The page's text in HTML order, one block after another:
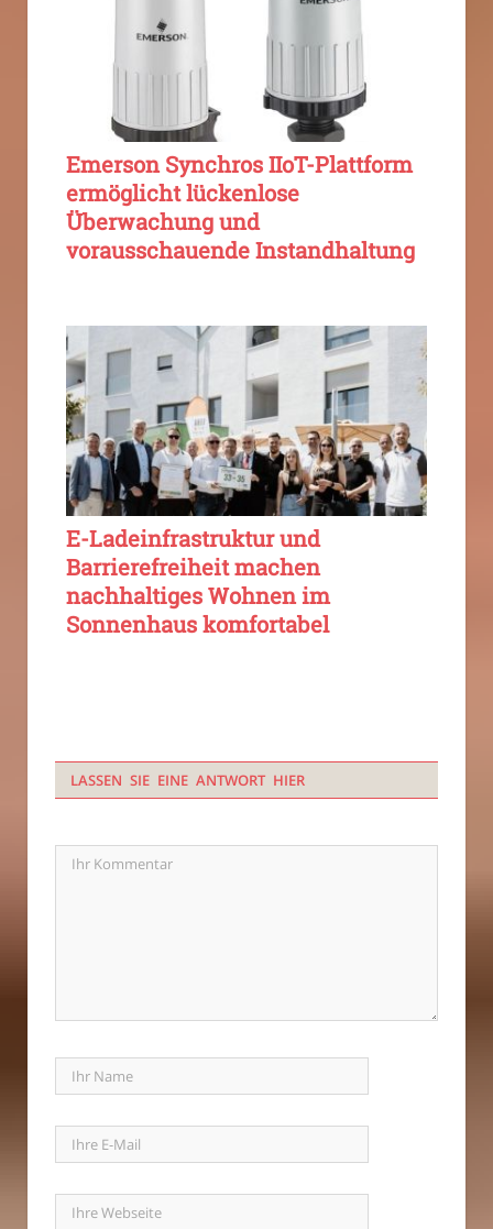
Emerson Synchros IIoT-Plattform
ermöglicht lückenlose
Überwachung und
vorausschauende Instandhaltung
E-Ladeinfrastruktur und
Barrierefreiheit machen
nachhaltiges Wohnen im
Sonnenhaus komfortabel
LASSEN SIE EINE ANTWORT HIER